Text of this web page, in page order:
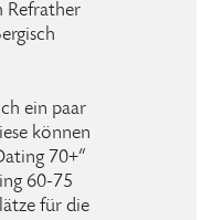
Refrather
ein paar
können
70+“
60-75
für die